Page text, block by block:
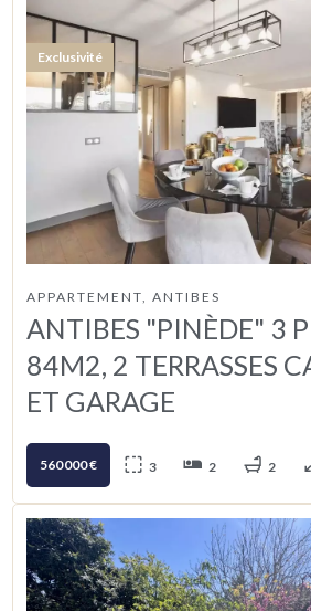
APPARTEMENT, ANTIBES
ANTIBES "PINÈDE" 3
84M2, 2 TERRASSES
ET GARAGE
560 000 € 3 2 2
Exclusivité